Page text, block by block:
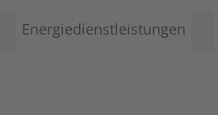
Energiedienstleistungen